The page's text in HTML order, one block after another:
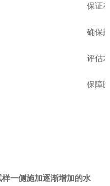
保证
确保
评估
保障
样一侧施加逐渐增加的水